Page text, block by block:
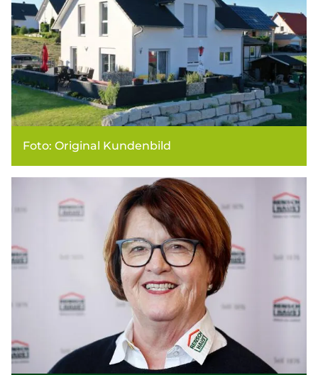
Foto: Original Kundenbild